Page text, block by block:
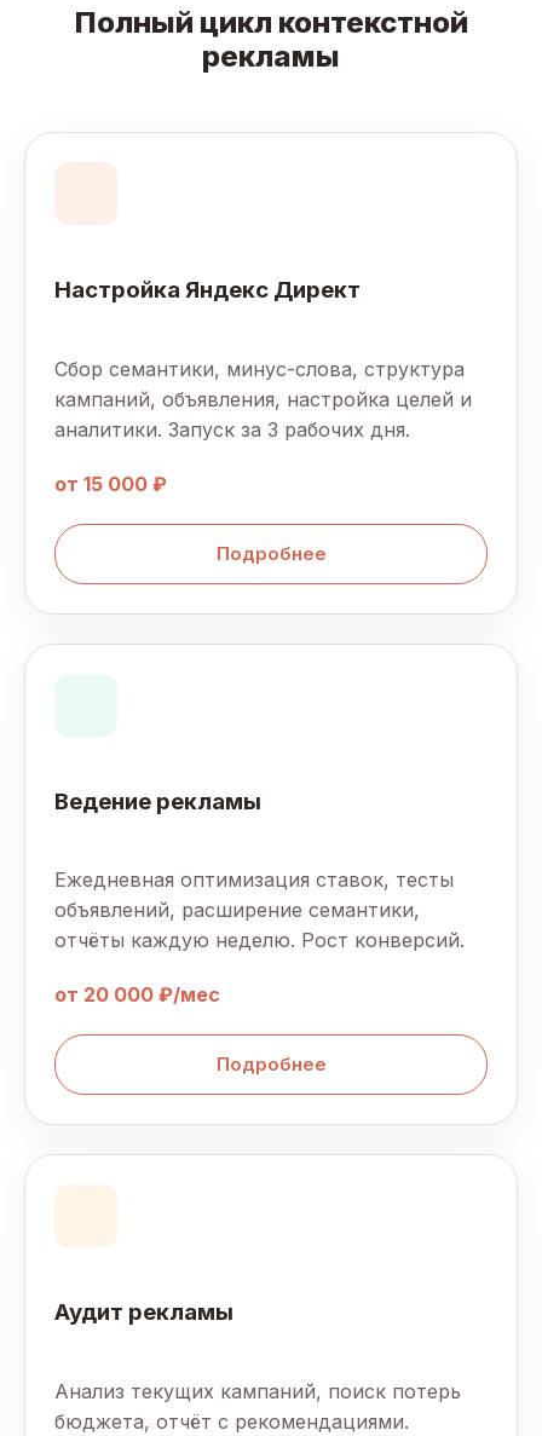
Полный цикл контекстной
рекламы
Настройка Яндекс Директ
Сбор семантики, минус-слова, структура
кампаний, объявления, настройка целей и
аналитики. Запуск за 3 рабочих дня.
от 15 000 ₽
Подробнее
Ведение рекламы
Ежедневная оптимизация ставок, тесты
объявлений, расширение семантики,
отчёты каждую неделю. Рост конверсий.
от 20 000 ₽/мес
Подробнее
Аудит рекламы
Анализ текущих кампаний, поиск потерь
бюджета, отчёт с рекомендациями.